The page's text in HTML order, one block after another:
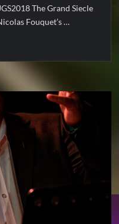
The Grand Siecle
Fouquet’s …